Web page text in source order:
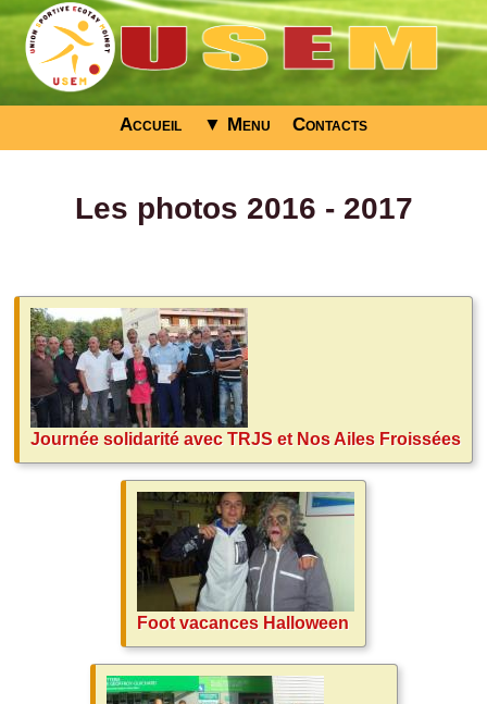
Accueil ▼ Menu Contacts
Les photos 2016 - 2017
Journée solidarité avec TRJS et Nos Ailes Froissées
Foot vacances Halloween